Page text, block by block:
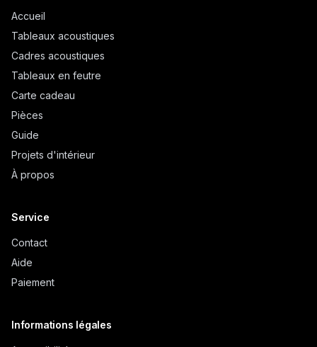
Accueil
Tableaux acoustiques
Cadres acoustiques
Tableaux en feutre
Carte cadeau
Pièces
Guide
Projets d'intérieur
À propos
Service
Contact
Aide
Paiement
Informations légales